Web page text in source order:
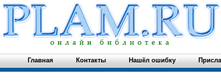
Главная Контакты Нашёл ошибку